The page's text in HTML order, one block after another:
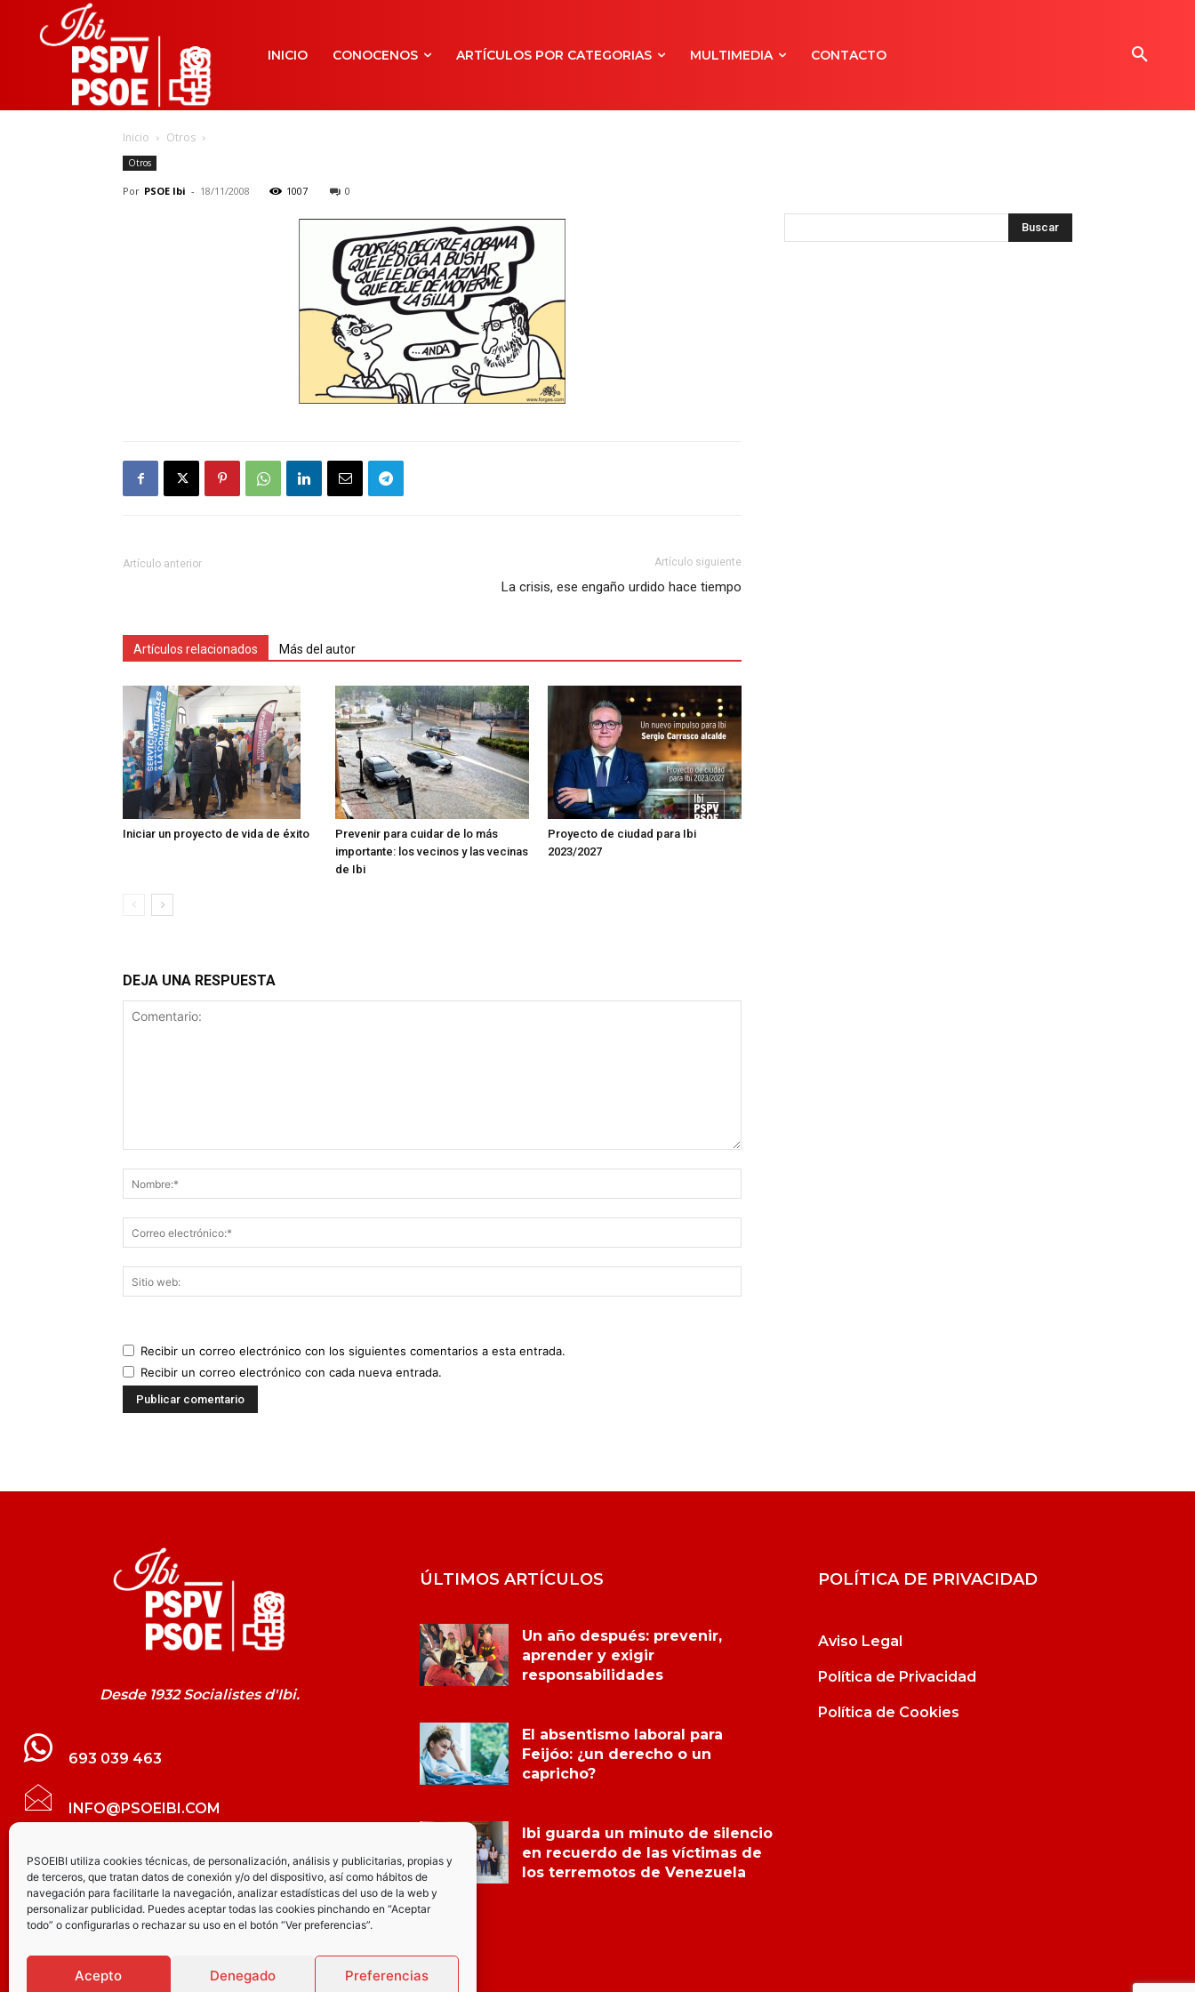
PSOEIBI utiliza cookies técnicas, de personalización, análisis y publicitarias, propias y
de terceros, que tratan datos de conexión y/o del dispositivo, así como hábitos de
navegación para facilitarle la navegación, analizar estadísticas del uso de la web y
personalizar publicidad. Puedes aceptar todas las cookies pinchando en “Aceptar
todo” o configurarlas o rechazar su uso en el botón “Ver preferencias”.
Acepto Denegado Preferencias
INICIO CONOCENOS ARTÍCULOS POR CATEGORIAS MULTIMEDIA CONTACTO
Inicio Otros
Otros
Por PSOE Ibi - 18/11/2008 1007 0
Artículo anterior Artículo siguiente
La crisis, ese engaño urdido hace tiempo
Artículos relacionados Más del autor
Iniciar un proyecto de vida de éxito
Prevenir para cuidar de lo más
importante: los vecinos y las vecinas
de Ibi
Proyecto de ciudad para Ibi
2023/2027
DEJA UNA RESPUESTA
Recibir un correo electrónico con los siguientes comentarios a esta entrada.
Recibir un correo electrónico con cada nueva entrada.
Desde 1932 Socialistes d'Ibi.
693 039 463
INFO@PSOEIBI.COM
GRUPO MUNICIPAL SOCIALISTA DE IBI C/
LES ERES, 48 – 3º - DESPACHO PSOE
PARTIDO SOCIALISTA DE IBI AV.
JOAQUÍN VILANOVA, 8 - BAJO
ÚLTIMOS ARTÍCULOS
Un año después: prevenir,
aprender y exigir
responsabilidades
El absentismo laboral para
Feijóo: ¿un derecho o un
capricho?
Ibi guarda un minuto de silencio
en recuerdo de las víctimas de
los terremotos de Venezuela
POLÍTICA DE PRIVACIDAD
Aviso Legal
Política de Privacidad
Política de Cookies